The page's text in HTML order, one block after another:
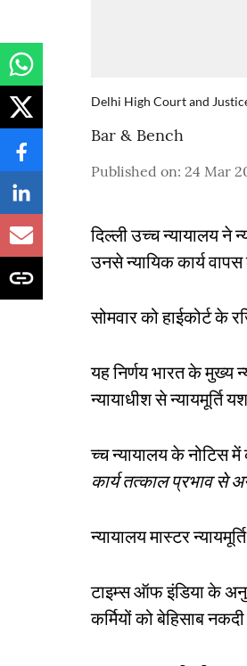
Delhi High Court and
Bar & Bench
Published on: 24 Mar
दिल्ली उच्च न्यायालय ने
उनसे न्यायिक कार्य
सोमवार को हाईकोर्ट के
यह निर्णय भारत के मुख्य
न्यायाधीश से न्यायमूर्ति
च्च न्यायालय के नोटिस में
कार्य तत्काल प्रभाव से
न्यायालय मास्टर
टाइम्स ऑफ इंडिया के
कर्मियों को बेहिसाब